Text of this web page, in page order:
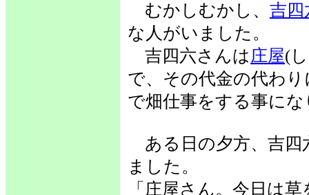
むかしむかし、 吉四
な人がいました。
吉四六さんは庄屋(
で、その代金の代わ
で畑仕事をする事に
ある日の夕方、吉四
ました。
「庄屋さん。今日は